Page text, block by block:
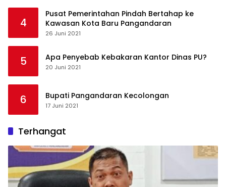
4
Pusat Pemerintahan Pindah Bertahap ke
Kawasan Kota Baru Pangandaran
26 Juni 2021
5 Apa Penyebab Kebakaran Kantor Dinas PU?
20 Juni 2021
6 Bupati Pangandaran Kecolongan
17 Juni 2021
Terhangat